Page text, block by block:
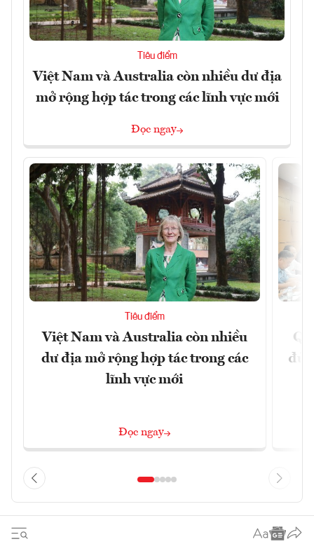
Tiêu điểm
Việt Nam và Australia còn nhiều dư địa
mở rộng hợp tác trong các lĩnh vực mới
Đọc ngay
Tiêu điểm
Việt Nam và Australia còn nhiều
dư địa mở rộng hợp tác trong các
lĩnh vực mới
Đọc ngay
đủ